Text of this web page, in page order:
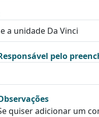
pelo
quiser adicionar um